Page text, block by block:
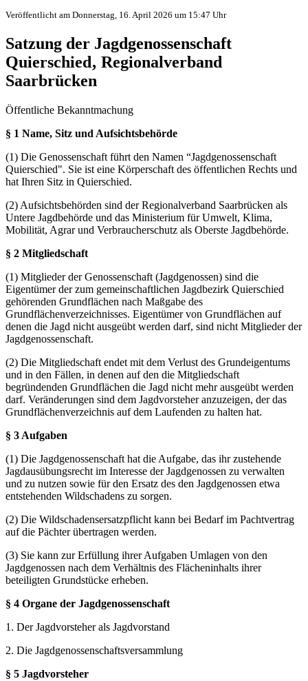
Veröffentlicht am Donnerstag, 16. April 2026 um 15:47 Uhr
Satzung der Jagdgenossenschaft
Quierschied‚ Regionalverband
Saarbrücken
Öffentliche Bekanntmachung
§ 1 Name, Sitz und Aufsichtsbehörde
(1) Die Genossenschaft führt den Namen “Jagdgenossenschaft
Quierschied". Sie ist eine Körperschaft des öffentlichen Rechts und
hat Ihren Sitz in Quierschied.
(2) Aufsichtsbehörden sind der Regionalverband Saarbrücken als
Untere Jagdbehörde und das Ministerium für Umwelt, Klima,
Mobilität, Agrar und Verbraucherschutz als Oberste Jagdbehörde.
§ 2 Mitgliedschaft
(1) Mitglieder der Genossenschaft (Jagdgenossen) sind die
Eigentümer der zum gemeinschaftlichen Jagdbezirk Quierschied
gehörenden Grundflächen nach Maßgabe des
Grundflächenverzeichnisses. Eigentümer von Grundflächen auf
denen die Jagd nicht ausgeübt werden darf, sind nicht Mitglieder der
Jagdgenossenschaft.
(2) Die Mitgliedschaft endet mit dem Verlust des Grundeigentums
und in den Fällen, in denen auf den die Mitgliedschaft
begründenden Grundflächen die Jagd nicht mehr ausgeübt werden
darf. Veränderungen sind dem Jagdvorsteher anzuzeigen, der das
Grundflächenverzeichnis auf dem Laufenden zu halten hat.
§ 3 Aufgaben
(1) Die Jagdgenossenschaft hat die Aufgabe, das ihr zustehende
Jagdausübungsrecht im Interesse der Jagdgenossen zu verwalten
und zu nutzen sowie für den Ersatz des den Jagdgenossen etwa
entstehenden Wildschadens zu sorgen.
(2) Die Wildschadensersatzpflicht kann bei Bedarf im Pachtvertrag
auf die Pächter übertragen werden.
(3) Sie kann zur Erfüllung ihrer Aufgaben Umlagen von den
Jagdgenossen nach dem Verhältnis des Flächeninhalts ihrer
beteiligten Grundstücke erheben.
§ 4 Organe der Jagdgenossenschaft
1. Der Jagdvorsteher als Jagdvorstand
2. Die Jagdgenossenschaftsversammlung
§ 5 Jagdvorsteher